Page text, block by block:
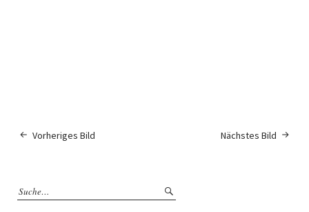
Nächstes Bild
Vorheriges Bild